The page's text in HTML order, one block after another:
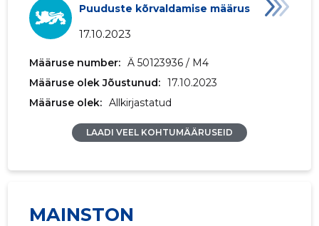
Puuduste kõrvaldamise määrus
17.10.2023
Määruse number: Ä 50123936 / M4
Määruse olek Jõustunud: 17.10.2023
Määruse olek: Allkirjastatud
LAADI VEEL KOHTUMÄÄRUSEID
MAINSTON